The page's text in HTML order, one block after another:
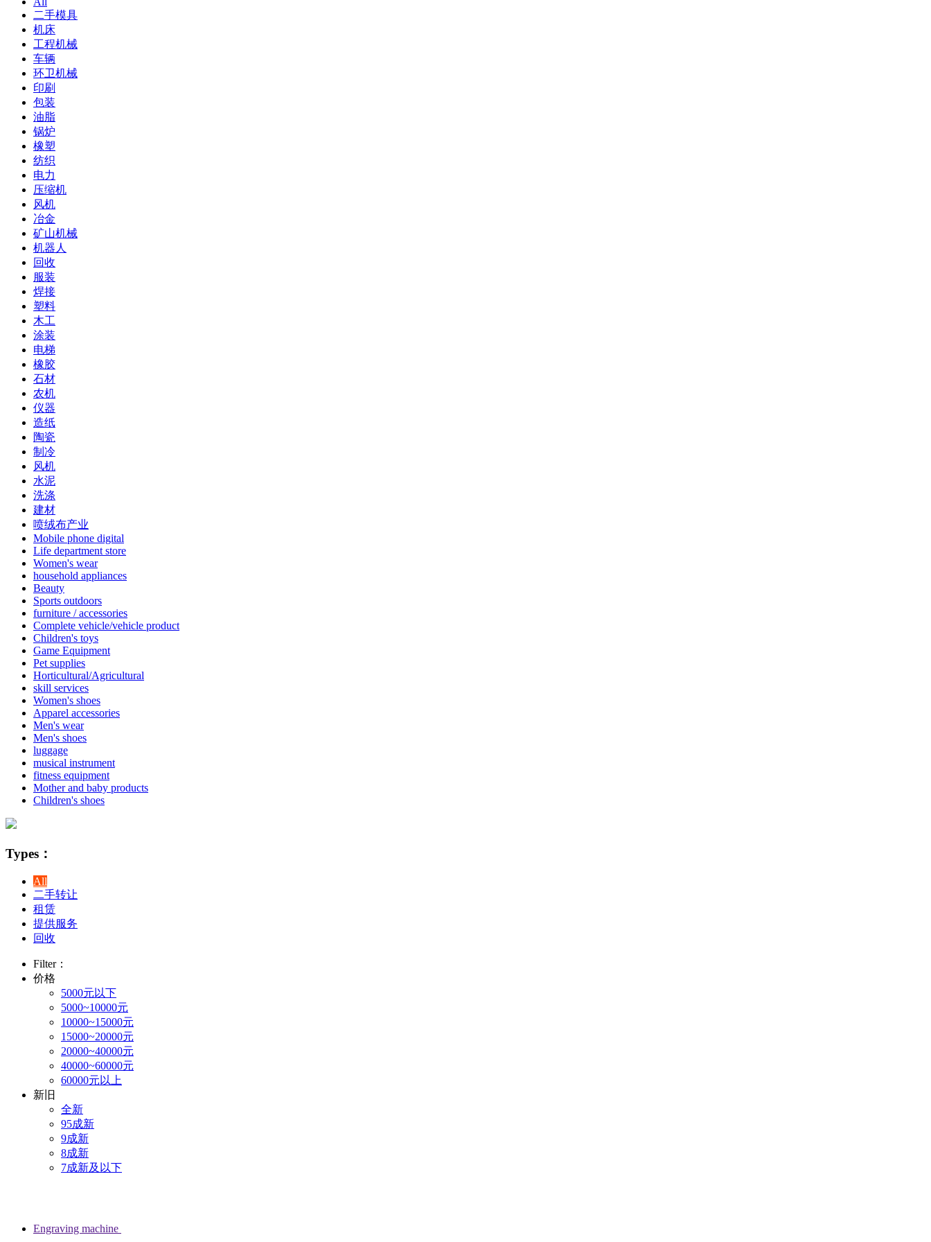
二手模具
机床
工程机械
车辆
环卫机械
印刷
包装
油脂
锅炉
橡塑
纺织
电力
压缩机
风机
冶金
矿山机械
机器人
回收
服装
焊接
塑料
木工
涂装
电梯
橡胶
石材
农机
仪器
造纸
陶瓷
制冷
风机
水泥
洗涤
建材
喷绒布产业
Mobile phone digital
Life department store
Women's wear
household appliances
Beauty
Sports outdoors
furniture / accessories
Complete vehicle/vehicle product
Children's toys
Game Equipment
Pet supplies
Horticultural/Agricultural
skill services
Women's shoes
Apparel accessories
Men's wear
Men's shoes
luggage
musical instrument
fitness equipment
Mother and baby products
Children's shoes
Types：
All
二手转让
租赁
提供服务
回收
Filter：
价格
5000元以下
5000~10000元
10000~15000元
15000~20000元
20000~40000元
40000~60000元
60000元以上
新旧
全新
95成新
9成新
8成新
7成新及以下
Engraving machine